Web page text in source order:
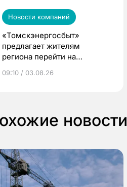
Новости компаний
«Томскэнергосбыт»
предлагает жителям
региона перейти на
выиграть призы
09:10 / 03.08.26
новости